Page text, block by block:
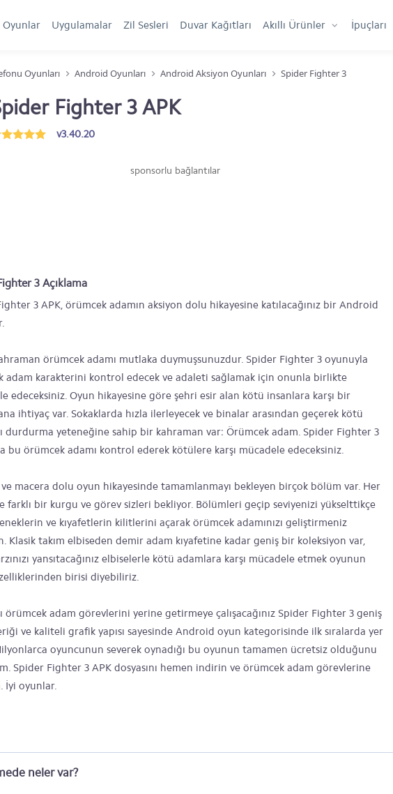
Oyunlar Uygulamalar Zil Sesleri Duvar Kağıtları Akıllı Ürünler İpuçları
Oyunları Android Oyunları Android Aksiyon Oyunları Spider Fighter 3
Fighter 3 APK
v3.40.20
sponsorlu bağlantılar
3 Açıklama
3 APK, örümcek adamın aksiyon dolu hikayesine katılacağınız bir Android
örümcek adamı mutlaka duymuşsunuzdur. Spider Fighter 3 oyunuyla
adam karakterini kontrol edecek ve adaleti sağlamak için onunla birlikte
edeceksiniz. Oyun hikayesine göre şehri esir alan kötü insanlara karşı bir
ihtiyaç var. Sokaklarda hızla ilerleyecek ve binalar arasından geçerek kötü
durdurma yeteneğine sahip bir kahraman var: Örümcek adam. Spider Fighter 3
bu örümcek adamı kontrol ederek kötülere karşı mücadele edeceksiniz.
macera dolu oyun hikayesinde tamamlanmayı bekleyen birçok bölüm var. Her
farklı bir kurgu ve görev sizleri bekliyor. Bölümleri geçip seviyenizi yükselttikçe
ve kıyafetlerin kilitlerini açarak örümcek adamınızı geliştirmeniz
Klasik takım elbiseden demir adam kıyafetine kadar geniş bir koleksiyon var,
yansıtacağınız elbiselerle kötü adamlara karşı mücadele etmek oyunun
birisi diyebiliriz.
örümcek adam görevlerini yerine getirmeye çalışacağınız Spider Fighter 3 geniş
ve kaliteli grafik yapısı sayesinde Android oyun kategorisinde ilk sıralarda yer
oyuncunun severek oynadığı bu oyunun tamamen ücretsiz olduğunu
Spider Fighter 3 APK dosyasını hemen indirin ve örümcek adam görevlerine
İyi oyunlar.
neler var?